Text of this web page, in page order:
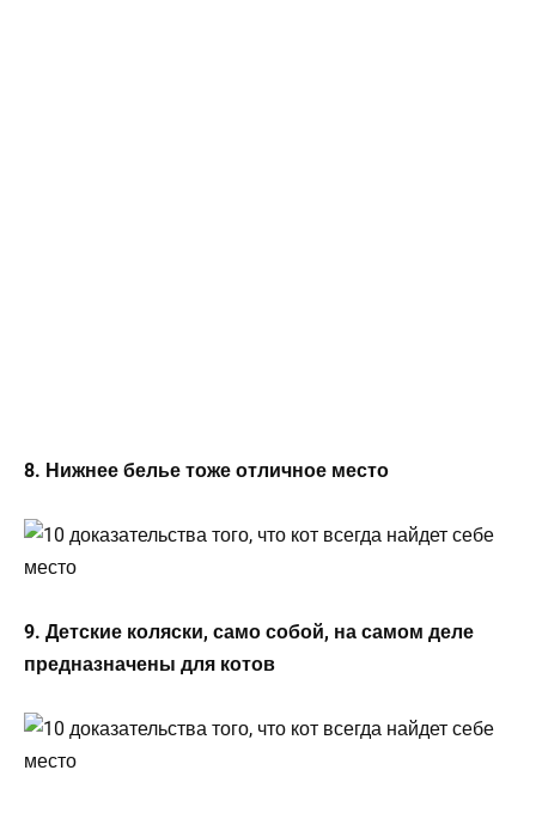
8. Нижнее белье тоже отличное место
9. Детские коляски, само собой, на самом деле
предназначены для котов